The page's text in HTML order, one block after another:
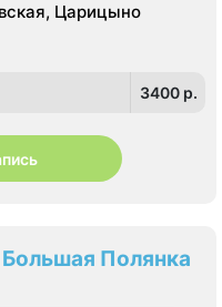
Царицыно
3400 p.
Полянка